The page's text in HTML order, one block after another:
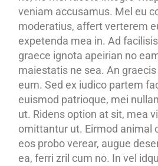
veniam accusamus. Mel eu
moderatius, affert verterem
expetenda mea in. Ad
graece ignota apeirian no
maiestatis ne sea. An
eum. Sed ex iudico partem
euismod patrioque, mei
ut. Ridens option at sit, mea
omittantur ut. Eirmod animal
eos probo verear, augue
ea, ferri zril cum no. In vel